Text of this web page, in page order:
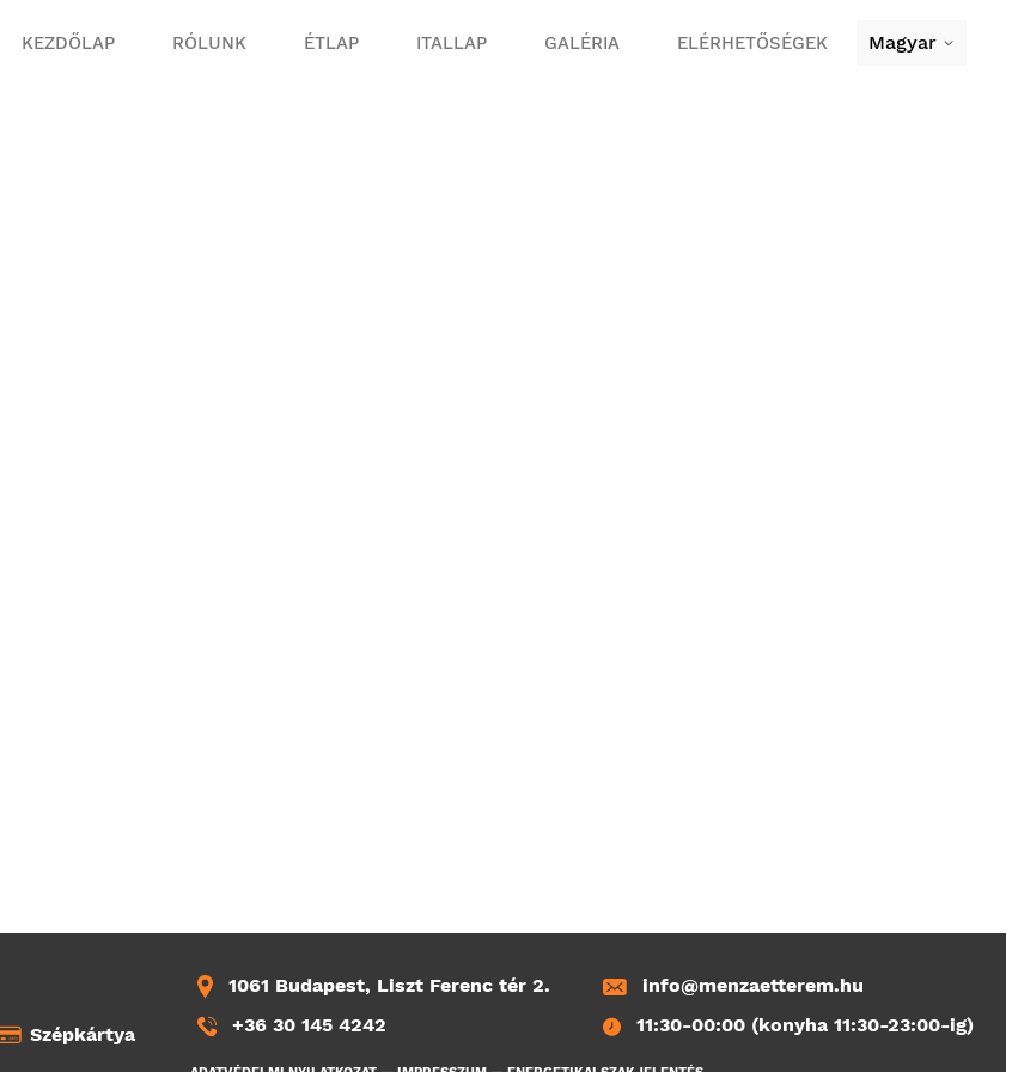
KEZDŐLAP RÓLUNK ÉTLAP ITALLAP GALÉRIA ELÉRHETŐSÉGEK Magyar
Szépkártya
1061 Budapest, Liszt Ferenc tér 2.
+36 30 145 4242
info@menzaetterem.hu
11:30-00:00 (konyha 11:30-23:00-ig)